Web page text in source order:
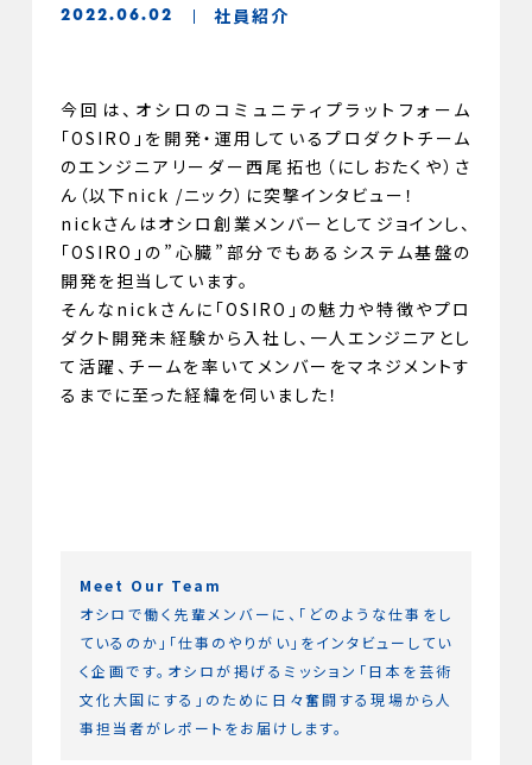
2022.06.02 社員紹介
今回は、オシロのコミュニティプラットフォーム
「OSIRO」を開発・運用しているプロダクトチーム
のエンジニアリーダー西尾拓也（にしおたくや）さ
ん（以下nick /ニック）に突撃インタビュー！
nickさんはオシロ創業メンバーとしてジョインし、
「OSIRO」の”心臓”部分でもあるシステム基盤の
開発を担当しています。
そんなnickさんに「OSIRO」の魅力や特徴やプロ
ダクト開発未経験から入社し、一人エンジニアとし
て活躍、チームを率いてメンバーをマネジメントす
るまでに至った経緯を伺いました！
Meet Our Team
オシロで働く先輩メンバーに、「どのような仕事をし
ているのか」「仕事のやりがい」をインタビューしてい
く企画です。オシロが掲げるミッション「日本を芸術
文化大国にする」のために日々奮闘する現場から人
事担当者がレポートをお届けします。